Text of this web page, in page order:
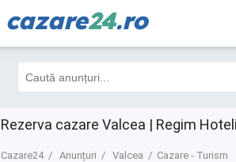
cazare24.ro
Rezerva cazare Valcea | Regim
Cazare24 Anunțuri Valcea Cazare - Turism
Filtre 3 Toate
1